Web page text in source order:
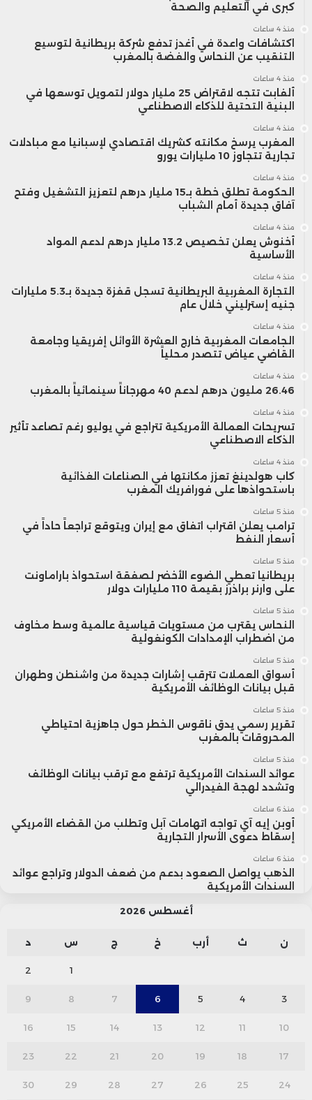
كبرى في التعليم والصحة
منذ 4 ساعات
اكتشافات واعدة في أغدز تدفع شركة بريطانية لتوسيع
التنقيب عن النحاس والفضة بالمغرب
منذ 4 ساعات
ألفابت تتجه لاقتراض 25 مليار دولار لتمويل توسعها في
البنية التحتية للذكاء الاصطناعي
منذ 4 ساعات
المغرب يرسخ مكانته كشريك اقتصادي لإسبانيا مع مبادلات
تجارية تتجاوز 10 مليارات يورو
منذ 4 ساعات
الحكومة تطلق خطة بـ15 مليار درهم لتعزيز التشغيل وفتح
آفاق جديدة أمام الشباب
منذ 4 ساعات
أخنوش يعلن تخصيص 13.2 مليار درهم لدعم المواد
الأساسية
منذ 4 ساعات
التجارة المغربية البريطانية تسجل قفزة جديدة بـ5.3 مليارات
جنيه إسترليني خلال عام
منذ 4 ساعات
الجامعات المغربية خارج العشرة الأوائل إفريقيا وجامعة
القاضي عياض تتصدر محلياً
منذ 4 ساعات
26.46 مليون درهم لدعم 40 مهرجاناً سينمائياً بالمغرب
منذ 4 ساعات
تسريحات العمالة الأمريكية تتراجع في يوليو رغم تصاعد تأثير
الذكاء الاصطناعي
منذ 4 ساعات
كاب هولدينغ تعزز مكانتها في الصناعات الغذائية
باستحواذها على فورافريك المغرب
منذ 5 ساعات
ترامب يعلن اقتراب اتفاق مع إيران ويتوقع تراجعاً حاداً في
أسعار النفط
منذ 5 ساعات
بريطانيا تعطي الضوء الأخضر لصفقة استحواذ باراماونت
على وارنر براذرز بقيمة 110 مليارات دولار
منذ 5 ساعات
النحاس يقترب من مستويات قياسية عالمية وسط مخاوف
من اضطراب الإمدادات الكونغولية
منذ 5 ساعات
أسواق العملات تترقب إشارات جديدة من واشنطن وطهران
قبل بيانات الوظائف الأمريكية
منذ 5 ساعات
تقرير رسمي يدق ناقوس الخطر حول جاهزية احتياطي
المحروقات بالمغرب
منذ 5 ساعات
عوائد السندات الأمريكية ترتفع مع ترقب بيانات الوظائف
وتشدد لهجة الفيدرالي
منذ 6 ساعات
أوبن إيه آي تواجه اتهامات آبل وتطلب من القضاء الأمريكي
إسقاط دعوى الأسرار التجارية
منذ 6 ساعات
الذهب يواصل الصعود بدعم من ضعف الدولار وتراجع عوائد
السندات الأمريكية
أغسطس 2026
ن ث أرب خ ج س د
1
2
3
4
5
6
7
8
9
10
11
12
13
14
15
16
17
18
19
20
21
22
23
24
25
26
27
28
29
30